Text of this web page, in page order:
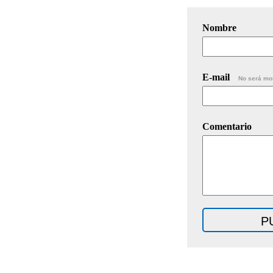
Nombre
E-mail No será
Comentario